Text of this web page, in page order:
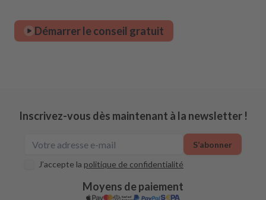
Démarrer le conseil gratuit
Inscrivez-vous dès maintenant à la newsletter !
J’accepte la politique de confidentialité
S’abonner
Moyens de paiement